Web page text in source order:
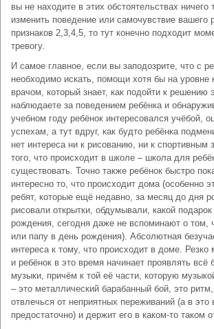
вы не находите в этих обстоятельствах ничего
изменить поведение или самочувствие вашего
признаков 2,3,4,5, то тут конечно подходит
тревогу.
И самое главное, если вы заподозрите, что с
необходимо искать, помощи хотя бы на уровне
врачом, который знает, как подойти к решению
наблюдаете за поведением ребёнка и
учебном году ребёнок интересовался учёбой,
успехам, а тут вдруг, как будто ребёнка
нет интереса ни к рисованию, ни к
того, что происходит в школе – школа для
существовать. Точно также ребёнок быстро
интересно то, что происходит дома (особенно
ребят, которые ещё недавно, за месяц до дня
рисовали открытки, обдумывали, какой
рождения, сегодня даже не вспоминают о том,
или папу в день рождения). Абсолютная
интереса к тому, что происходит в доме.
и ребёнок в это время начинает проявлять
музыки, причём к той её части, которую
– это металлический барабанный бой, это
отвлечься от неприятных переживаний (а в
предостаточно) и держит его в каком-то таком